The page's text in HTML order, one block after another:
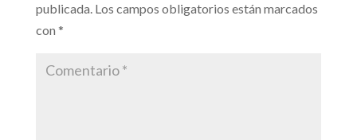
publicada. Los campos obligatorios están marcados
con *